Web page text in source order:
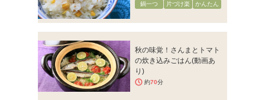
鍋一つ
片づけ楽 かんたん
秋の味覚！さんまとトマト
の炊き込みごはん(動画あ
り)
約70分